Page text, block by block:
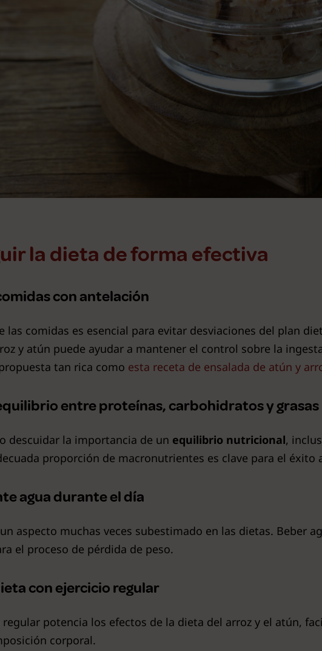
la dieta de forma efectiva
con antelación
las comidas es esencial para evitar desviaciones del plan
y atún puede ayudar a mantener el control sobre la
tan rica como esta receta de ensalada de atún y
entre proteínas, carbohidratos y grasas
descuidar la importancia de un equilibrio nutricional,
proporción de macronutrientes es clave para el éxito
agua durante el día
aspecto muchas veces subestimado en las dietas. Beber
el proceso de pérdida de peso.
con ejercicio regular
regular potencia los efectos de la dieta del arroz y el atún,
corporal.